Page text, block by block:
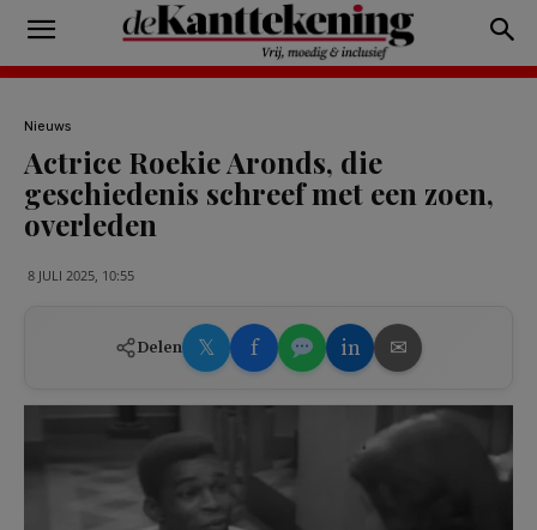
Nieuws
Actrice Roekie Aronds, die
geschiedenis schreef met een zoen,
overleden
8 JULI 2025, 10:55
Delen 𝕏 f in ✉